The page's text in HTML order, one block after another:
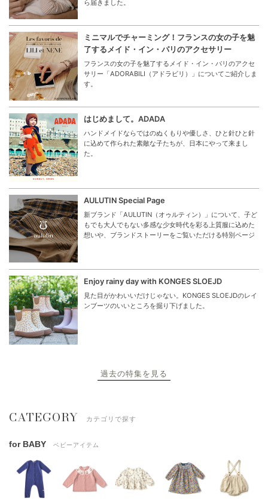
ら届きました。
ミニマルでチャーミング！フランスの女の子を魅
了するメイド・イン・パリのアクセサリー
フランスの女の子を魅了するメイド・イン・パリのアクセ
サリー「ADORABILI（アドラビリ）」についてご紹介しま
す。
はじめまして。ADADA
ハンドメイドならではのぬくもりや優しさ、ひと針ひと針
に込めて作られた素敵な子たちが、日本にやって来まし
た。
AULUTIN Special Page
新ブランド「AULUTIN（オゥルティン）」について、子ど
もでも大人でもない多感な少女時代を彩る上質服に込めた
想いや、ブランドストーリーをご覧いただける特別ページ
Enjoy rainy day with KONGES SLOEJD
見た目がかわいいだけじゃない。KONGES SLOEJDのレイ
ンブーツのいいところを掘り下げました。
過去の特集を見る
CATEGORY カテゴリで探す
for BABY ベビーアイテム